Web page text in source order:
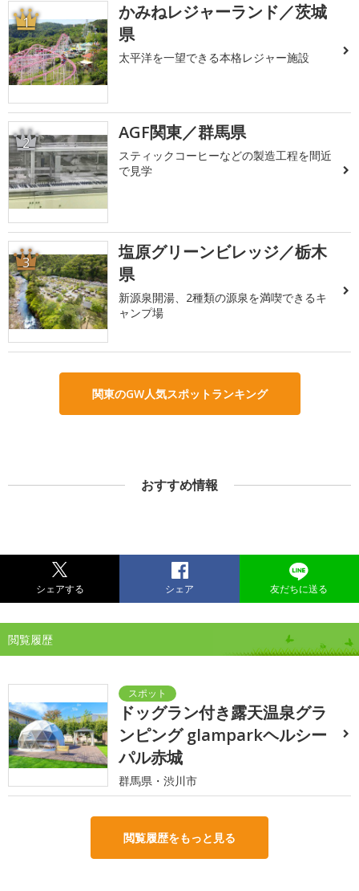
1
かみねレジャーランド／茨城
県
太平洋を一望できる本格レジャー施設
2 AGF関東／群馬県
スティックコーヒーなどの製造工程を間近
で見学
3
塩原グリーンビレッジ／栃木
県
新源泉開湯、2種類の源泉を満喫できるキ
ャンプ場
関東のGW人気スポットランキング
おすすめ情報
シェアする シェア 友だちに送る
閲覧履歴
ドッグラン付き露天温泉グラ
ンピング glamparkヘルシー
パル赤城
群馬県・渋川市
閲覧履歴をもっと見る